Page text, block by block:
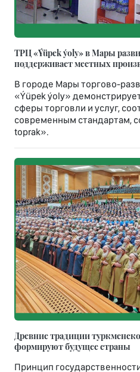
ТРЦ «Ýüpek ýoly» в Мары
поддерживает местных
В городе Мары торгово-
«Ýüpek ýoly»
сферы торговли и услуг,
современным стандартам,
toprak».
Древние традиции
формируют будущее страны
Принцип